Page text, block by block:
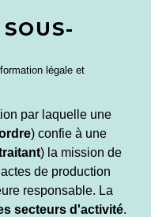
légale et
par laquelle une
) confie à une
) la mission de
de production
responsable. La
secteurs d'activité.